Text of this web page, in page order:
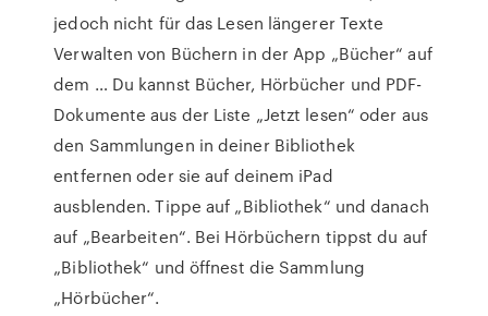
jedoch nicht für das Lesen längerer Texte
Verwalten von Büchern in der App „Bücher“ auf
dem … Du kannst Bücher, Hörbücher und PDF-
Dokumente aus der Liste „Jetzt lesen“ oder aus
den Sammlungen in deiner Bibliothek
entfernen oder sie auf deinem iPad
ausblenden. Tippe auf „Bibliothek“ und danach
auf „Bearbeiten“. Bei Hörbüchern tippst du auf
„Bibliothek“ und öffnest die Sammlung
„Hörbücher“.